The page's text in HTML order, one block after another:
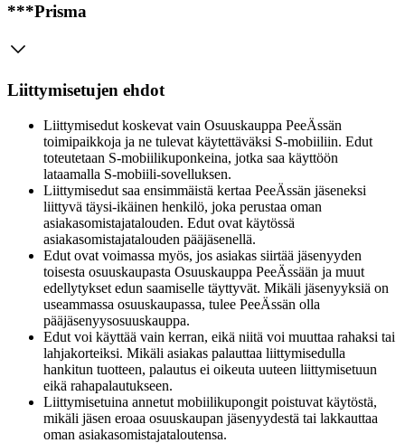
***Prisma
Liittymisetujen ehdot
Liittymisedut koskevat vain Osuuskauppa PeeÄssän
toimipaikkoja ja ne tulevat käytettäväksi S-mobiiliin. Edut
toteutetaan S-mobiilikuponkeina, jotka saa käyttöön
lataamalla S-mobiili-sovelluksen.
Liittymisedut saa ensimmäistä kertaa PeeÄssän jäseneksi
liittyvä täysi-ikäinen henkilö, joka perustaa oman
asiakasomistajatalouden. Edut ovat käytössä
asiakasomistajatalouden pääjäsenellä.
Edut ovat voimassa myös, jos asiakas siirtää jäsenyyden
toisesta osuuskaupasta Osuuskauppa PeeÄssään ja muut
edellytykset edun saamiselle täyttyvät. Mikäli jäsenyyksiä on
useammassa osuuskaupassa, tulee PeeÄssän olla
pääjäsenyysosuuskauppa.
Edut voi käyttää vain kerran, eikä niitä voi muuttaa rahaksi tai
lahjakorteiksi. Mikäli asiakas palauttaa liittymisedulla
hankitun tuotteen, palautus ei oikeuta uuteen liittymisetuun
eikä rahapalautukseen.
Liittymisetuina annetut mobiilikupongit poistuvat käytöstä,
mikäli jäsen eroaa osuuskaupan jäsenyydestä tai lakkauttaa
oman asiakasomistajataloutensa.